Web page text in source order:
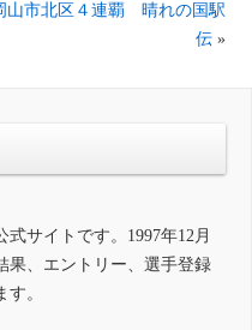
山市北区４連覇 晴れの国駅
伝»
サイトです。1997年12月
果、エントリー、選手登録
。